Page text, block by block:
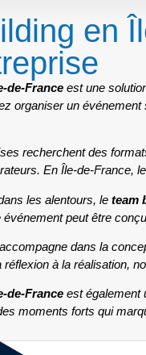
en
de-France est une
organiser un
recherchent des
En Île-de-France,
les alentours, le team
peut être
dans la
à la réalisation,
de-France est également
moments forts qui